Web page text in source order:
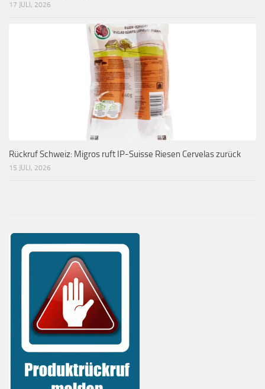
17 JULI, 2026
Rückruf Schweiz: Migros ruft IP-Suisse Riesen Cervelas zurück
15 JULI, 2026